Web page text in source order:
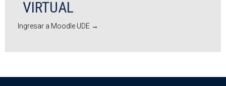
VIRTUAL
Ingresar a Moodle UDE →